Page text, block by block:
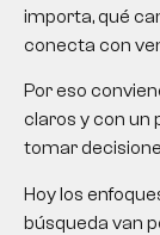
importa, qué
conecta con
Por eso
claros y con un
tomar
Hoy los
búsqueda van